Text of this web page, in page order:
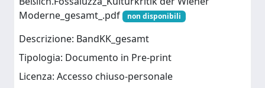
Moderne_gesamt_.pdf
non disponibili
Descrizione: BandKK_gesamt
Tipologia: Documento in Pre-print
Licenza: Accesso chiuso-personale